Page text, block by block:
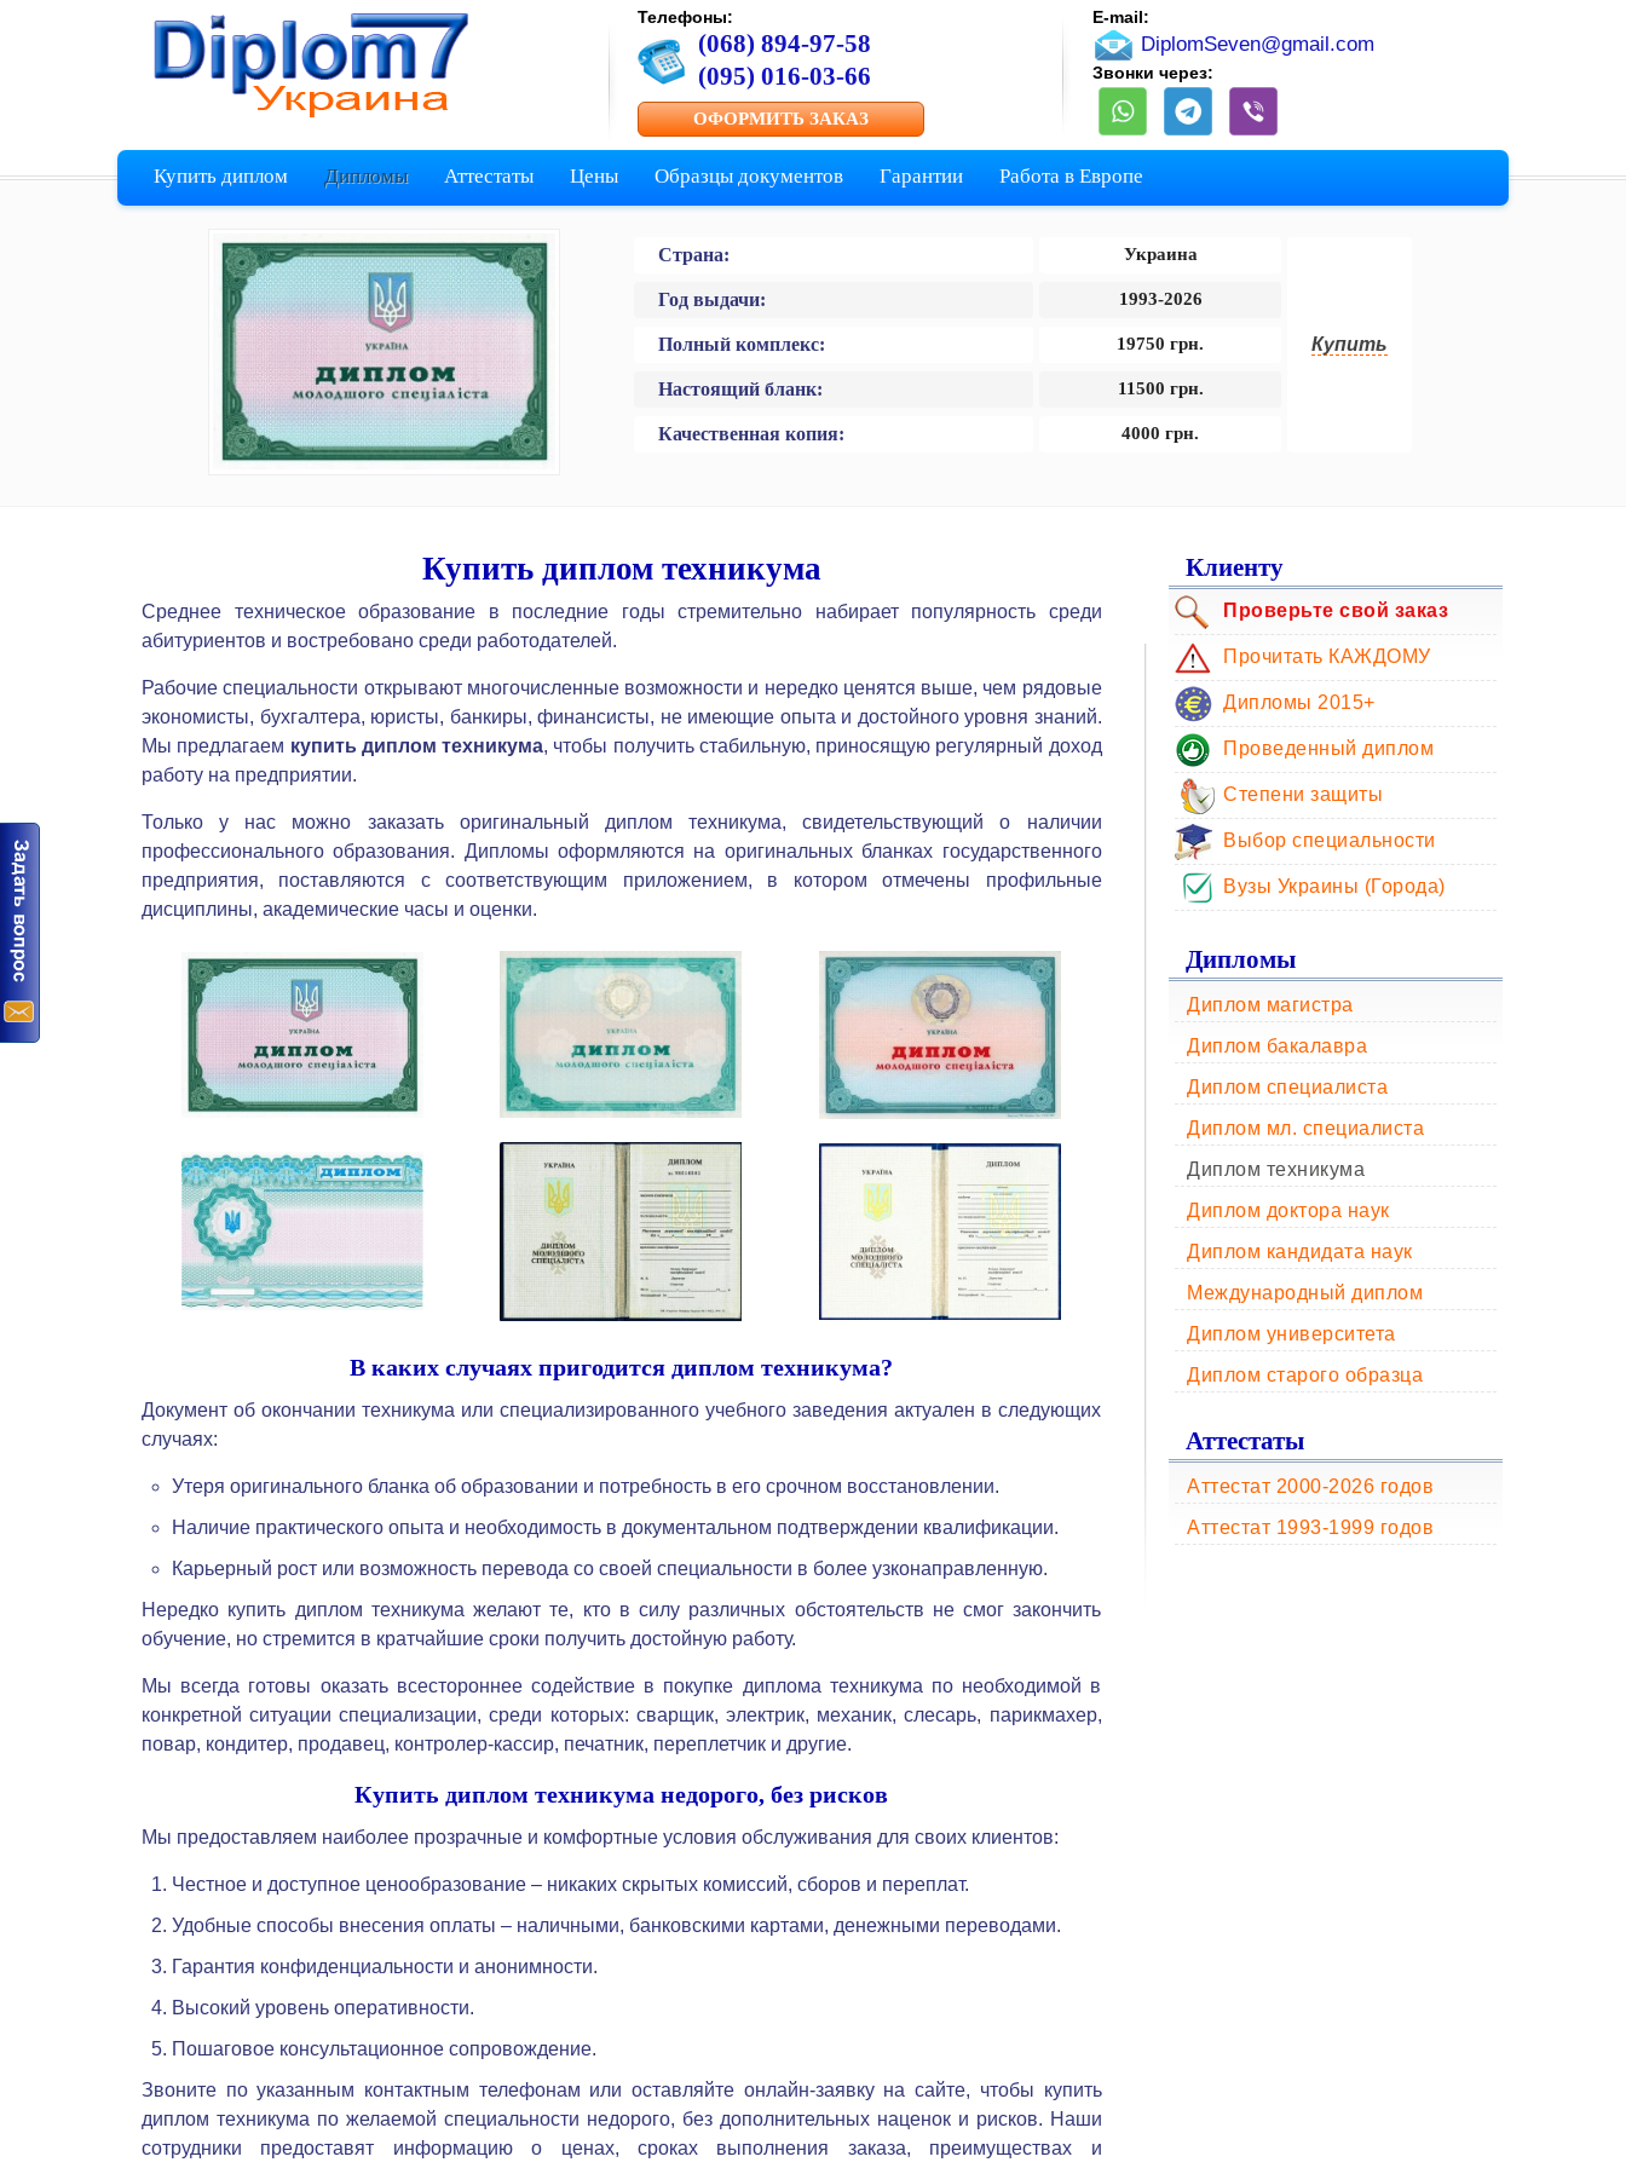
Телефоны:
(068) 894-97-58
(095) 016-03-66
ОФОРМИТЬ ЗАКАЗ
E-mail:
DiplomSeven@gmail.com
Звонки через:
Купить диплом Дипломы Аттестаты Цены Образцы документов Гарантии Работа в Европе
Страна: Украина
Купить
Год выдачи: 1993-2026
Полный комплекс: 19750 грн.
Настоящий бланк: 11500 грн.
Качественная копия: 4000 грн.
Купить диплом техникума
Среднее техническое образование в последние годы стремительно набирает популярность среди
абитуриентов и востребовано среди работодателей.
Рабочие специальности открывают многочисленные возможности и нередко ценятся выше, чем рядовые
экономисты, бухгалтера, юристы, банкиры, финансисты, не имеющие опыта и достойного уровня знаний.
Мы предлагаем купить диплом техникума, чтобы получить стабильную, приносящую регулярный доход
работу на предприятии.
Только у нас можно заказать оригинальный диплом техникума, свидетельствующий о наличии
профессионального образования. Дипломы оформляются на оригинальных бланках государственного
предприятия, поставляются с соответствующим приложением, в котором отмечены профильные
дисциплины, академические часы и оценки.
В каких случаях пригодится диплом техникума?
Документ об окончании техникума или специализированного учебного заведения актуален в следующих
случаях:
Утеря оригинального бланка об образовании и потребность в его срочном восстановлении.
Наличие практического опыта и необходимость в документальном подтверждении квалификации.
Карьерный рост или возможность перевода со своей специальности в более узконаправленную.
Нередко купить диплом техникума желают те, кто в силу различных обстоятельств не смог закончить
обучение, но стремится в кратчайшие сроки получить достойную работу.
Мы всегда готовы оказать всестороннее содействие в покупке диплома техникума по необходимой в
конкретной ситуации специализации, среди которых: сварщик, электрик, механик, слесарь, парикмахер,
повар, кондитер, продавец, контролер-кассир, печатник, переплетчик и другие.
Купить диплом техникума недорого, без рисков
Мы предоставляем наиболее прозрачные и комфортные условия обслуживания для своих клиентов:
Честное и доступное ценообразование – никаких скрытых комиссий, сборов и переплат.
Удобные способы внесения оплаты – наличными, банковскими картами, денежными переводами.
Гарантия конфиденциальности и анонимности.
Высокий уровень оперативности.
Пошаговое консультационное сопровождение.
Звоните по указанным контактным телефонам или оставляйте онлайн-заявку на сайте, чтобы купить
диплом техникума по желаемой специальности недорого, без дополнительных наценок и рисков. Наши
сотрудники предоставят информацию о ценах, сроках выполнения заказа, преимуществах и
Клиенту
Проверьте свой заказ
Прочитать КАЖДОМУ
Дипломы 2015+
Проведенный диплом
Степени защиты
Выбор специальности
Вузы Украины (Города)
Дипломы
Диплом магистра
Диплом бакалавра
Диплом специалиста
Диплом мл. специалиста
Диплом техникума
Диплом доктора наук
Диплом кандидата наук
Международный диплом
Диплом университета
Диплом старого образца
Аттестаты
Аттестат 2000-2026 годов
Аттестат 1993-1999 годов